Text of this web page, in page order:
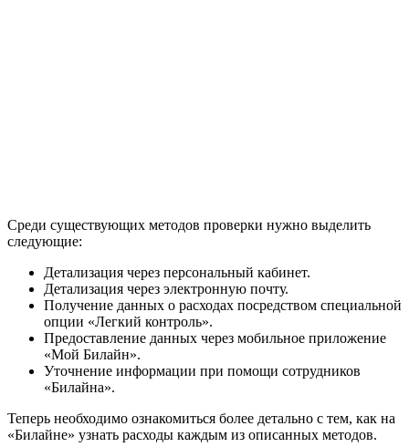
Среди существующих методов проверки нужно выделить
следующие:
Детализация через персональный кабинет.
Детализация через электронную почту.
Получение данных о расходах посредством специальной
опции «Легкий контроль».
Предоставление данных через мобильное приложение
«Мой Билайн».
Уточнение информации при помощи сотрудников
«Билайна».
Теперь необходимо ознакомиться более детально с тем, как на
«Билайне» узнать расходы каждым из описанных методов.